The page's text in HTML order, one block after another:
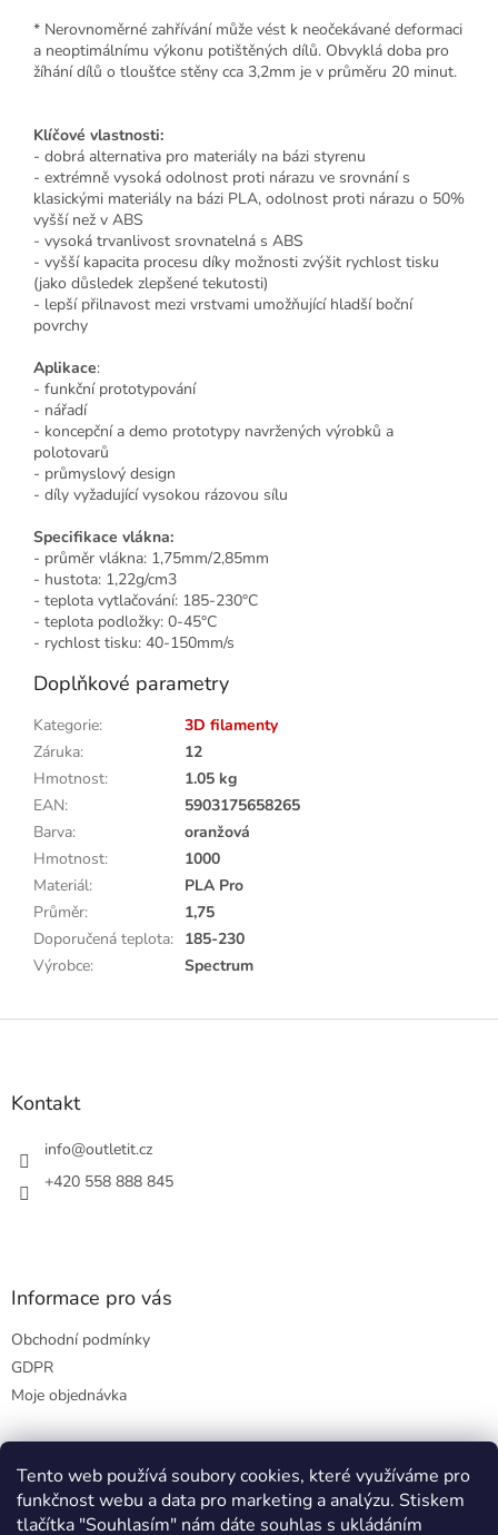
Tento web používá soubory cookies, které využíváme pro
funkčnost webu a data pro marketing a analýzu. Stiskem
tlačítka "Souhlasím" nám dáte souhlas s ukládáním
* Nerovnoměrné zahřívání může vést k neočekávané deformaci
a neoptimálnímu výkonu potištěných dílů. Obvyklá doba pro
žíhání dílů o tloušťce stěny cca 3,2mm je v průměru 20 minut.
Klíčové vlastnosti:
- dobrá alternativa pro materiály na bázi styrenu
- extrémně vysoká odolnost proti nárazu ve srovnání s
klasickými materiály na bázi PLA, odolnost proti nárazu o 50%
vyšší než v ABS
- vysoká trvanlivost srovnatelná s ABS
- vyšší kapacita procesu díky možnosti zvýšit rychlost tisku
(jako důsledek zlepšené tekutosti)
- lepší přilnavost mezi vrstvami umožňující hladší boční
povrchy
Aplikace:
- funkční prototypování
- nářadí
- koncepční a demo prototypy navržených výrobků a
polotovarů
- průmyslový design
- díly vyžadující vysokou rázovou sílu
Specifikace vlákna:
- průměr vlákna: 1,75mm/2,85mm
- hustota: 1,22g/cm3
- teplota vytlačování: 185-230°C
- teplota podložky: 0-45°C
- rychlost tisku: 40-150mm/s
Doplňkové parametry
Kategorie:
3D filamenty
Záruka:
12
Hmotnost:
1.05 kg
EAN:
5903175658265
Barva:
oranžová
Hmotnost:
1000
Materiál:
PLA Pro
Průměr:
1,75
Doporučená teplota: 185-230
Výrobce: Spectrum
Z
Kontakt
info@outletit.cz
+420 558 888 845
Informace pro vás
Obchodní podmínky
GDPR
Moje objednávka
Přijímáme online platby